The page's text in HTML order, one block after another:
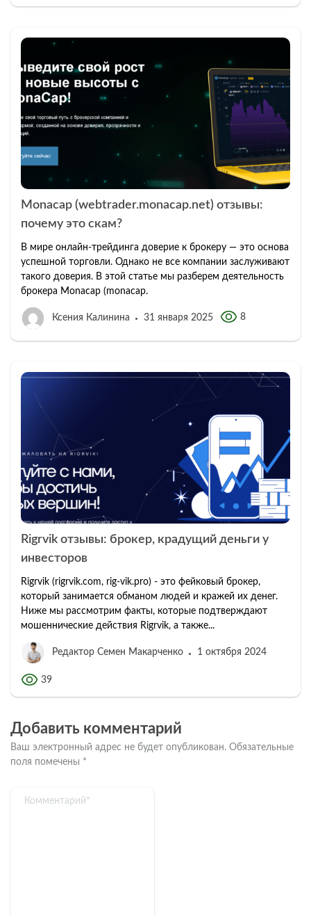
Monacap (webtrader.monacap.net) отзывы:
почему это скам?
В мире онлайн-трейдинга доверие к брокеру — это основа
успешной торговли. Однако не все компании заслуживают
такого доверия. В этой статье мы разберем деятельность
брокера Monacap (monacap.
Ксения Калинина 31 января 2025 8
Rigrvik отзывы: брокер, крадущий деньги у
инвесторов
Rigrvik (rigrvik.com, rig-vik.pro) - это фейковый брокер,
который занимается обманом людей и кражей их денег.
Ниже мы рассмотрим факты, которые подтверждают
мошеннические действия Rigrvik, а также...
Редактор Семен Макарченко 1 октября 2024
39
Добавить комментарий
Ваш электронный адрес не будет опубликован. Обязательные
поля помечены *